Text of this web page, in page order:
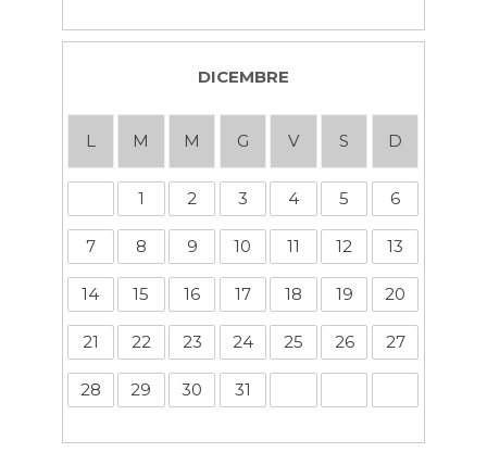
DICEMBRE
L M M G V S D
1 2 3 4 5 6
7 8 9 10 11 12 13
14 15 16 17 18 19 20
21 22 23 24 25 26 27
28 29 30 31